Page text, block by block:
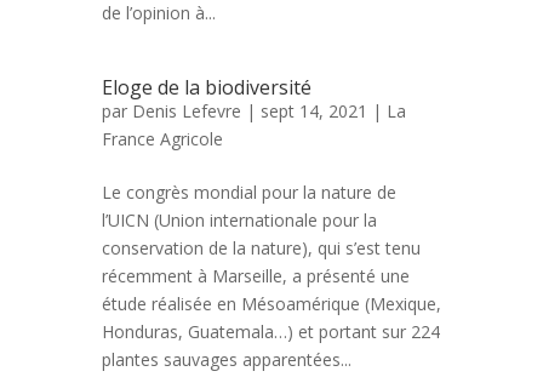
de l’opinion à...
Eloge de la biodiversité
par Denis Lefevre | sept 14, 2021 | La
France Agricole
Le congrès mondial pour la nature de
l’UICN (Union internationale pour la
conservation de la nature), qui s’est tenu
récemment à Marseille, a présenté une
étude réalisée en Mésoamérique (Mexique,
Honduras, Guatemala…) et portant sur 224
plantes sauvages apparentées...